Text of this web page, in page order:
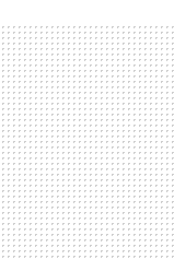
MAIL